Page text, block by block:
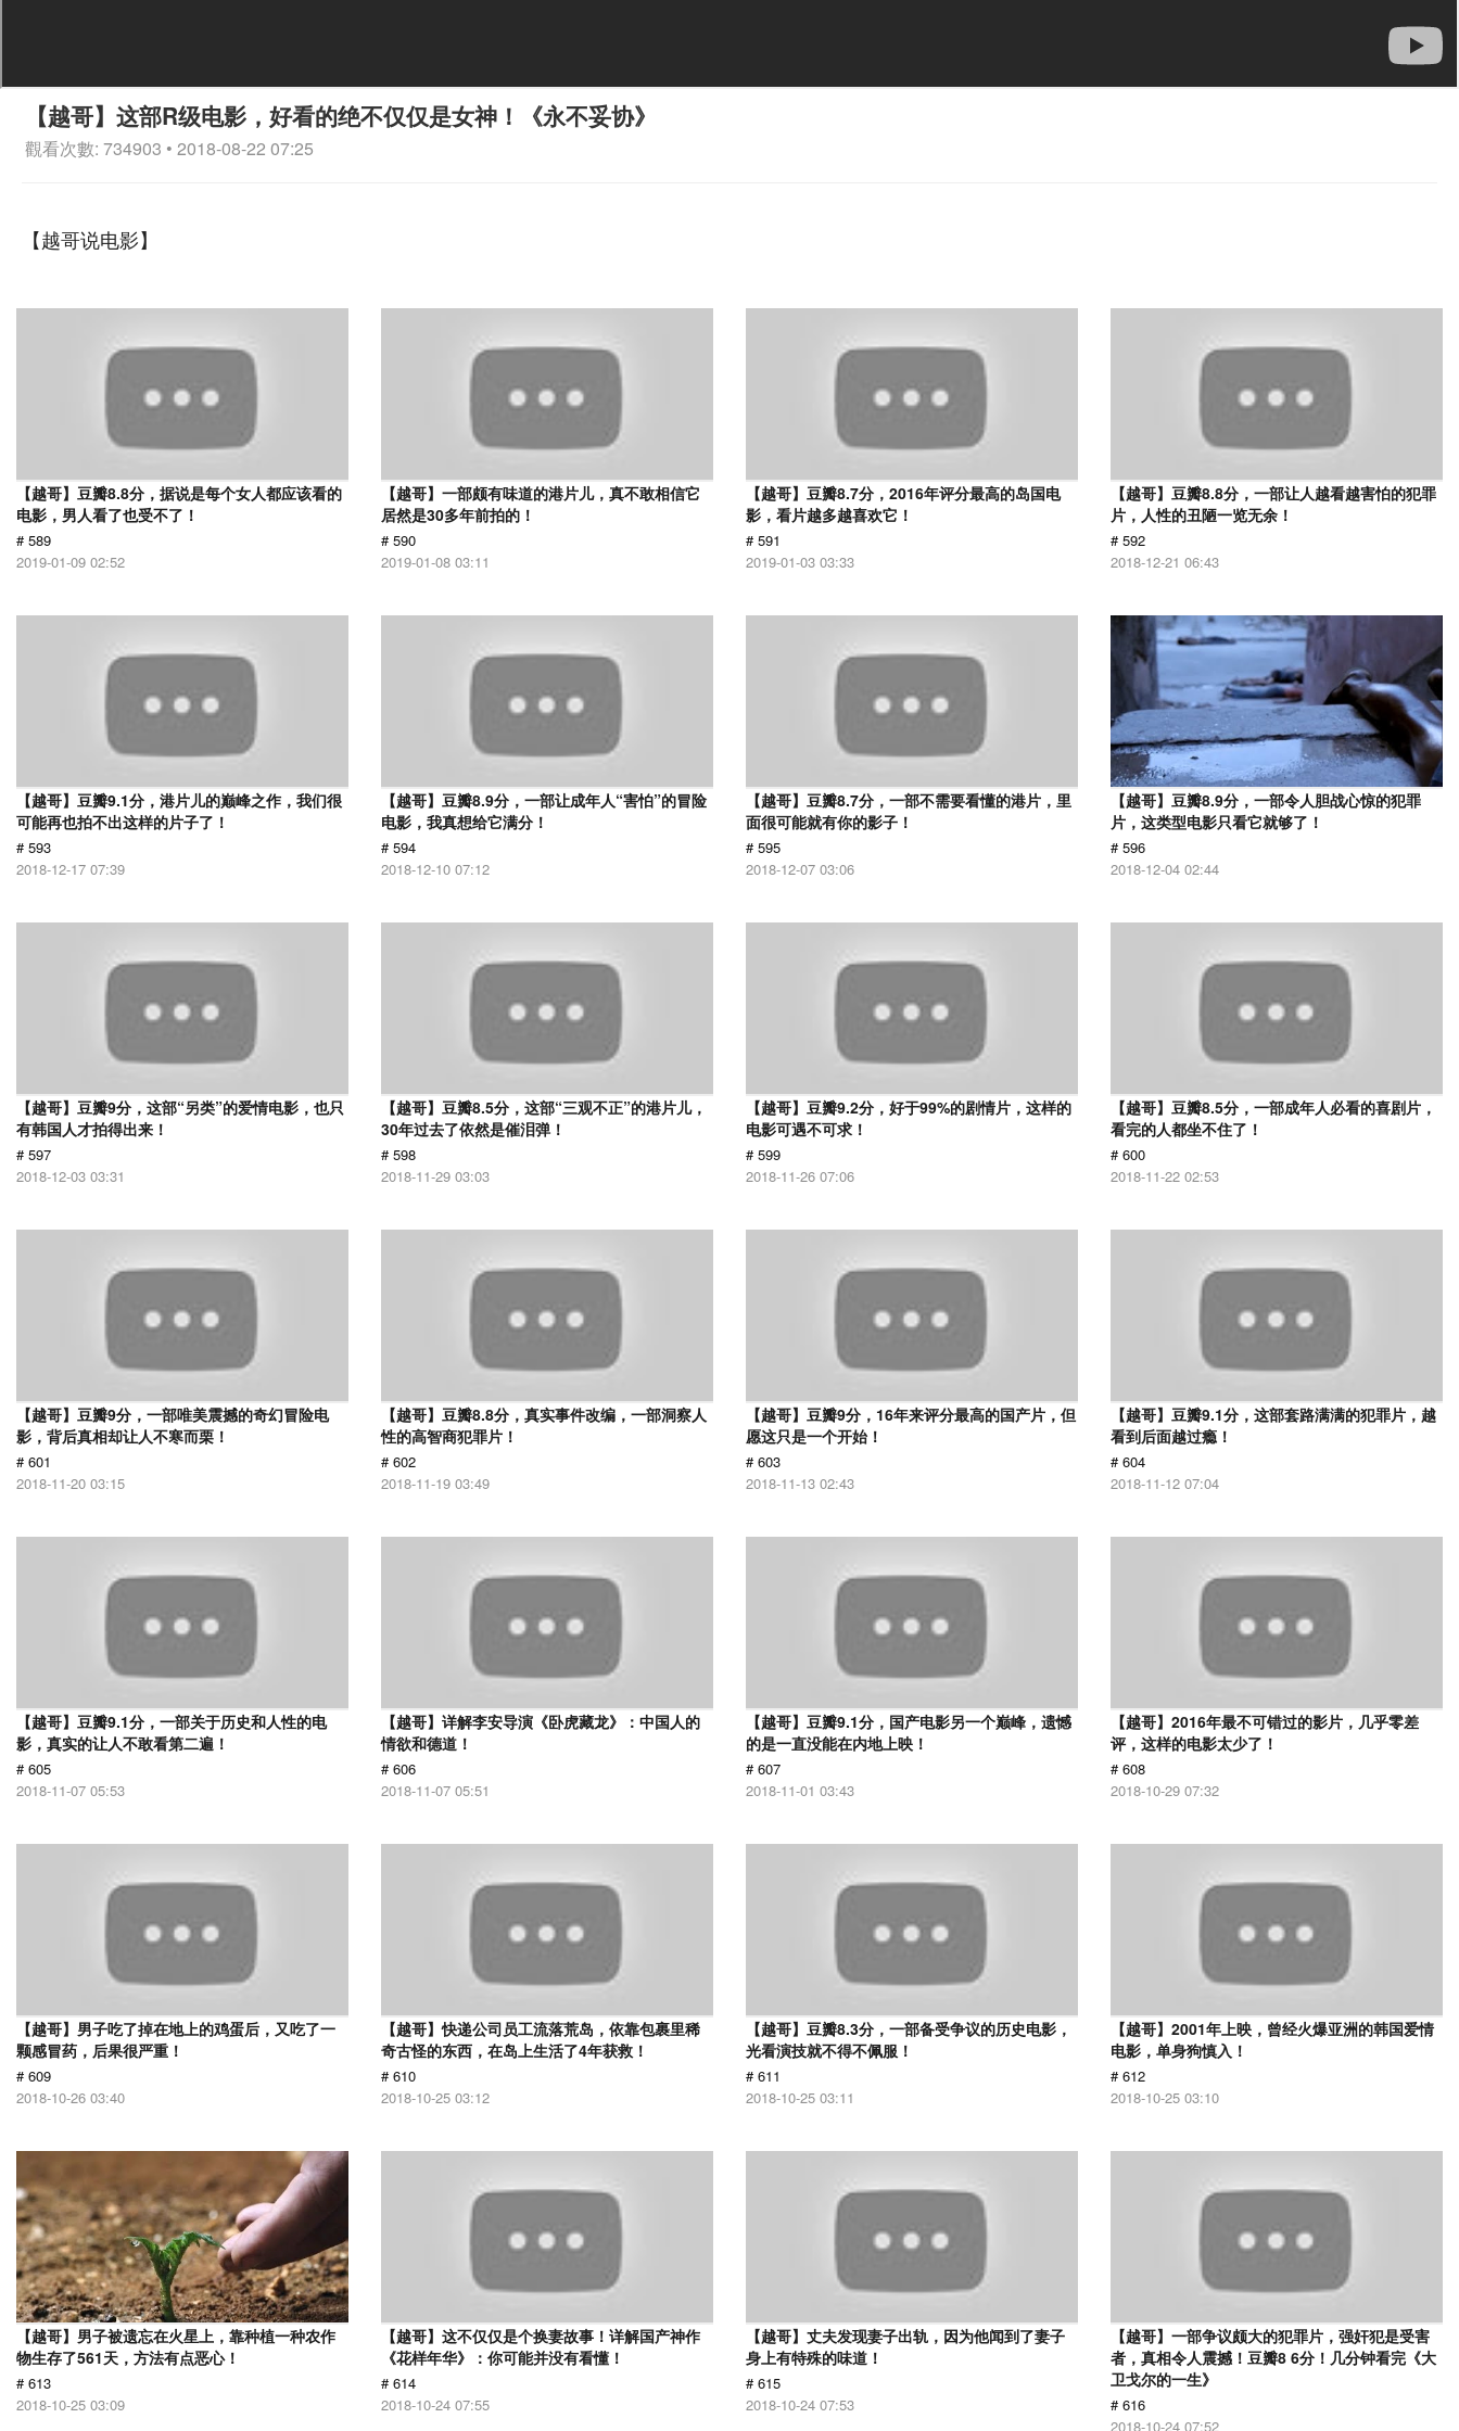
【越哥】这部R级电影，好看的绝不仅仅是女神！《永不妥协》
觀看次數: 734903 • 2018-08-22 07:25
【越哥说电影】
【越哥】豆瓣8.8分，据说是每个女人都应该看的
电影，男人看了也受不了！
# 589
2019-01-09 02:52
【越哥】一部颇有味道的港片儿，真不敢相信它
居然是30多年前拍的！
# 590
2019-01-08 03:11
【越哥】豆瓣8.7分，2016年评分最高的岛国电
影，看片越多越喜欢它！
# 591
2019-01-03 03:33
【越哥】豆瓣8.8分，一部让人越看越害怕的犯罪
片，人性的丑陋一览无余！
# 592
2018-12-21 06:43
【越哥】豆瓣9.1分，港片儿的巅峰之作，我们很
可能再也拍不出这样的片子了！
# 593
2018-12-17 07:39
【越哥】豆瓣8.9分，一部让成年人“害怕”的冒险
电影，我真想给它满分！
# 594
2018-12-10 07:12
【越哥】豆瓣8.7分，一部不需要看懂的港片，里
面很可能就有你的影子！
# 595
2018-12-07 03:06
【越哥】豆瓣8.9分，一部令人胆战心惊的犯罪
片，这类型电影只看它就够了！
# 596
2018-12-04 02:44
【越哥】豆瓣9分，这部“另类”的爱情电影，也只
有韩国人才拍得出来！
# 597
2018-12-03 03:31
【越哥】豆瓣8.5分，这部“三观不正”的港片儿，
30年过去了依然是催泪弹！
# 598
2018-11-29 03:03
【越哥】豆瓣9.2分，好于99%的剧情片，这样的
电影可遇不可求！
# 599
2018-11-26 07:06
【越哥】豆瓣8.5分，一部成年人必看的喜剧片，
看完的人都坐不住了！
# 600
2018-11-22 02:53
【越哥】豆瓣9分，一部唯美震撼的奇幻冒险电
影，背后真相却让人不寒而栗！
# 601
2018-11-20 03:15
【越哥】豆瓣8.8分，真实事件改编，一部洞察人
性的高智商犯罪片！
# 602
2018-11-19 03:49
【越哥】豆瓣9分，16年来评分最高的国产片，但
愿这只是一个开始！
# 603
2018-11-13 02:43
【越哥】豆瓣9.1分，这部套路满满的犯罪片，越
看到后面越过瘾！
# 604
2018-11-12 07:04
【越哥】豆瓣9.1分，一部关于历史和人性的电
影，真实的让人不敢看第二遍！
# 605
2018-11-07 05:53
【越哥】详解李安导演《卧虎藏龙》：中国人的
情欲和德道！
# 606
2018-11-07 05:51
【越哥】豆瓣9.1分，国产电影另一个巅峰，遗憾
的是一直没能在内地上映！
# 607
2018-11-01 03:43
【越哥】2016年最不可错过的影片，几乎零差
评，这样的电影太少了！
# 608
2018-10-29 07:32
【越哥】男子吃了掉在地上的鸡蛋后，又吃了一
颗感冒药，后果很严重！
# 609
2018-10-26 03:40
【越哥】快递公司员工流落荒岛，依靠包裹里稀
奇古怪的东西，在岛上生活了4年获救！
# 610
2018-10-25 03:12
【越哥】豆瓣8.3分，一部备受争议的历史电影，
光看演技就不得不佩服！
# 611
2018-10-25 03:11
【越哥】2001年上映，曾经火爆亚洲的韩国爱情
电影，单身狗慎入！
# 612
2018-10-25 03:10
【越哥】男子被遗忘在火星上，靠种植一种农作
物生存了561天，方法有点恶心！
# 613
2018-10-25 03:09
【越哥】这不仅仅是个换妻故事！详解国产神作
《花样年华》：你可能并没有看懂！
# 614
2018-10-24 07:55
【越哥】丈夫发现妻子出轨，因为他闻到了妻子
身上有特殊的味道！
# 615
2018-10-24 07:53
【越哥】一部争议颇大的犯罪片，强奸犯是受害
者，真相令人震撼！豆瓣8 6分！几分钟看完《大
卫戈尔的一生》
# 616
2018-10-24 07:52